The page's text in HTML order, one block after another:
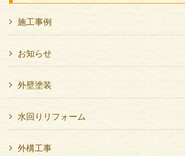
施工事例
お知らせ
外壁塗装
水回りリフォーム
外構工事